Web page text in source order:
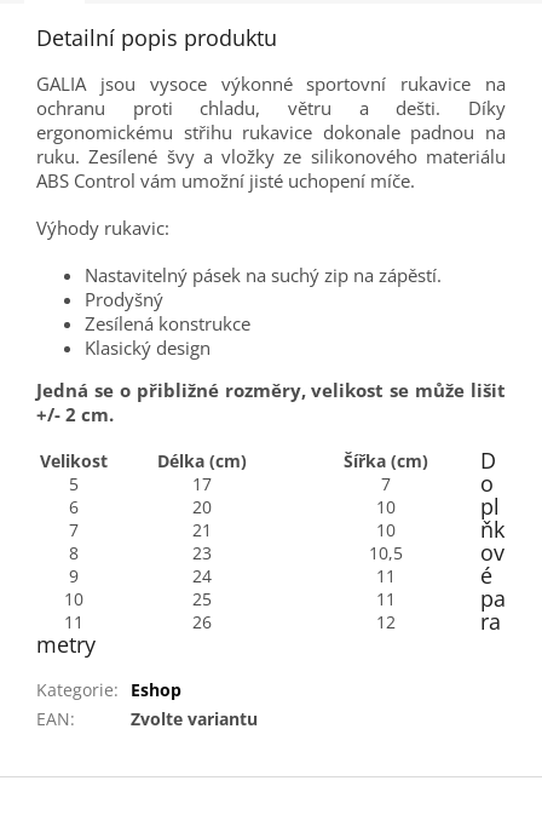
Detailní popis produktu
GALIA jsou vysoce výkonné sportovní rukavice na
ochranu proti chladu, větru a dešti. Díky
ergonomickému střihu rukavice dokonale padnou na
ruku. Zesílené švy a vložky ze silikonového materiálu
ABS Control vám umožní jisté uchopení míče.
Výhody rukavic:
Nastavitelný pásek na suchý zip na zápěstí.
Prodyšný
Zesílená konstrukce
Klasický design
Jedná se o přibližné rozměry, velikost se může lišit
+/- 2 cm.
Velikost Délka (cm)
Šířka (cm)
5
17
7
6
20
10
7
21
10
8
23
10,5
9
24
11
10
25
11
11
26 12
D
o
pl
ňk
ov
é
pa
ra
metry
Kategorie:
Eshop
EAN: Zvolte variantu
Z